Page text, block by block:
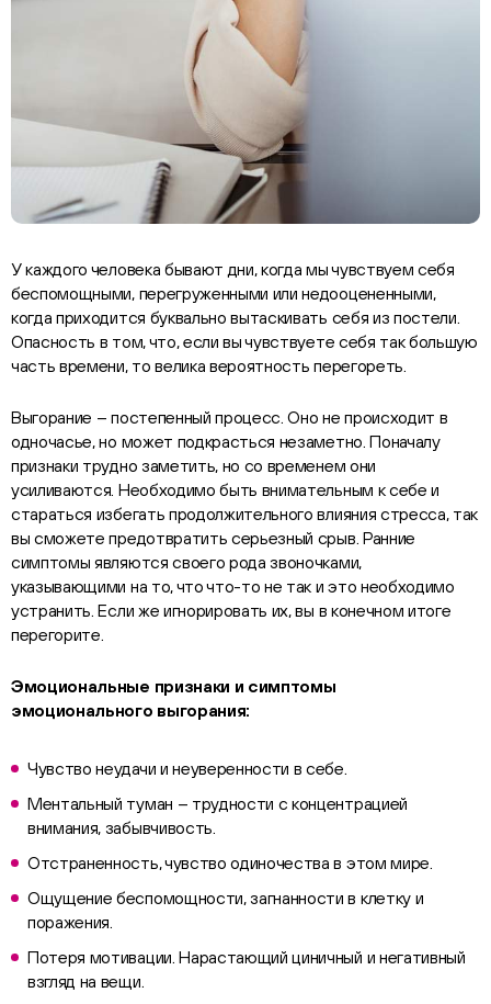
У каждого человека бывают дни, когда мы чувствуем себя
беспомощными, перегруженными или недооцененными,
когда приходится буквально вытаскивать себя из постели.
Опасность в том, что, если вы чувствуете себя так большую
часть времени, то велика вероятность перегореть.
Выгорание – постепенный процесс. Оно не происходит в
одночасье, но может подкрасться незаметно. Поначалу
признаки трудно заметить, но со временем они
усиливаются. Необходимо быть внимательным к себе и
стараться избегать продолжительного влияния стресса, так
вы сможете предотвратить серьезный срыв. Ранние
симптомы являются своего рода звоночками,
указывающими на то, что что-то не так и это необходимо
устранить. Если же игнорировать их, вы в конечном итоге
перегорите.
Эмоциональные признаки и симптомы
эмоционального выгорания:
Чувство неудачи и неуверенности в себе.
Ментальный туман – трудности с концентрацией
внимания, забывчивость.
Отстраненность, чувство одиночества в этом мире.
Ощущение беспомощности, загнанности в клетку и
поражения.
Потеря мотивации. Нарастающий циничный и негативный
взгляд на вещи.